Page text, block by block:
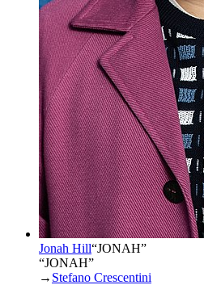
Jonah Hill“JONAH”
“JONAH”
→ Stefano Crescentini